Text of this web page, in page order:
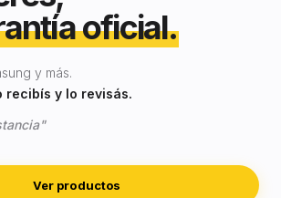
oficial.
y más.
recibís y lo revisás.
Ver productos